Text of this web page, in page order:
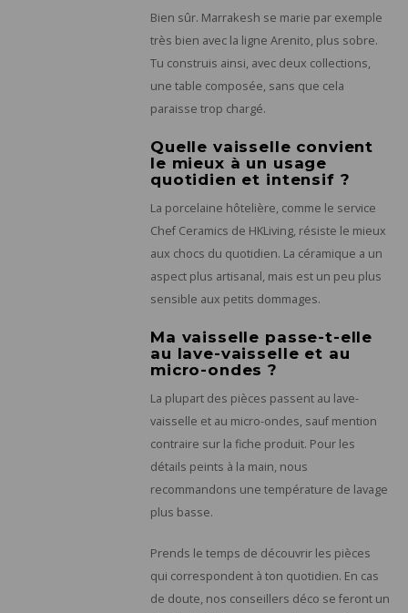
Bien sûr. Marrakesh se marie par exemple
très bien avec la ligne Arenito, plus sobre.
Tu construis ainsi, avec deux collections,
une table composée, sans que cela
paraisse trop chargé.
Quelle vaisselle convient
le mieux à un usage
quotidien et intensif ?
La porcelaine hôtelière, comme le service
Chef Ceramics de HKLiving, résiste le mieux
aux chocs du quotidien. La céramique a un
aspect plus artisanal, mais est un peu plus
sensible aux petits dommages.
Ma vaisselle passe-t-elle
au lave-vaisselle et au
micro-ondes ?
La plupart des pièces passent au lave-
vaisselle et au micro-ondes, sauf mention
contraire sur la fiche produit. Pour les
détails peints à la main, nous
recommandons une température de lavage
plus basse.
Prends le temps de découvrir les pièces
qui correspondent à ton quotidien. En cas
de doute, nos conseillers déco se feront un